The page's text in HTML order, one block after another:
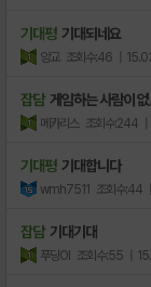
기대평 기대되네요
앙교 조회수:46 |
잡담 게임하는 사람이
메카리스 조회수:244
기대평 기대합니다
wmh7511 조회수:44
잡담 기대기대
푸딩OI 조회수:55 |